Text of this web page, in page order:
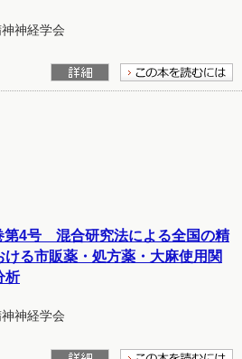
神経学会
第4号 混合研究法による全国の精
る市販薬・処方薬・大麻使用関
析
神経学会